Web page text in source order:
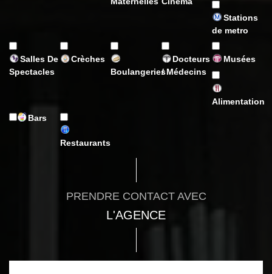
Stations
de metro
Salles De
Spectacles
Crèches
Boulangeries
Docteurs
/ Médecins
Musées
Alimentation
Bars
Restaurants
PRENDRE CONTACT AVEC
L'AGENCE